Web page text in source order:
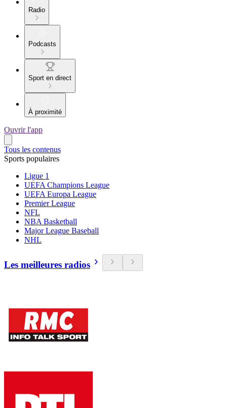
Radio
Podcasts
Sport en direct
À proximité
Ouvrir l'app
Tous les contenus
Sports populaires
Ligue 1
UEFA Champions League
UEFA Europa League
Premier League
NFL
NBA Basketball
Major League Baseball
NHL
Les meilleures radios